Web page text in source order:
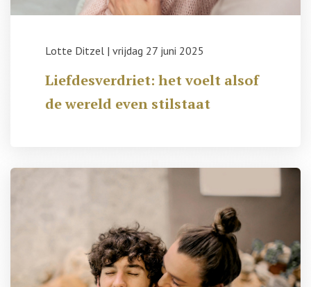
Lotte Ditzel | vrijdag 27 juni 2025
Liefdesverdriet: het voelt alsof
de wereld even stilstaat